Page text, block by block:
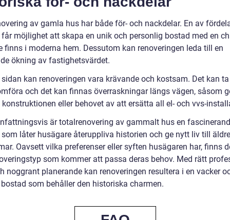
av gamla hus har både för- och nackdelar. En av
möjlighet att skapa en unik och personlig bostad med en
finns i moderna hem. Dessutom kan renoveringen leda till en
ökning av fastighetsvärdet.
kan renoveringen vara krävande och kostsam. Det kan
och det kan finnas överraskningar längs vägen, såsom
eller behovet av att ersätta all el- och vvs-
är totalrenovering av gammalt hus en
låter husägare återuppliva historien och ge nytt liv till äldre
Oavsett vilka preferenser eller syften husägaren har, finns
som kommer att passa deras behov. Med rätt
noggrant planerande kan renoveringen resultera i en vacker
som behåller den historiska charmen.